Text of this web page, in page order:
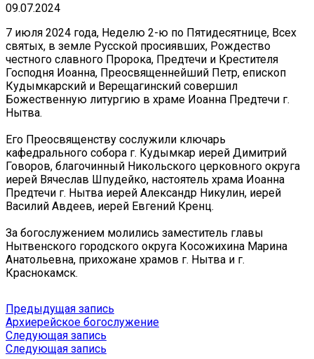
09.07.2024
7 июля 2024 года, Неделю 2-ю по Пятидесятнице, Всех
святых, в земле Русской просиявших, Рождество
честного славного Пророка, Предтечи и Крестителя
Господня Иоанна, Преосвященнейший Петр, епископ
Кудымкарский и Верещагинский совершил
Божественную литургию в храме Иоанна Предтечи г.
Нытва.
Его Преосвященству сослужили ключарь
кафедрального собора г. Кудымкар иерей Димитрий
Говоров, благочинный Никольского церковного округа
иерей Вячеслав Шпудейко, настоятель храма Иоанна
Предтечи г. Нытва иерей Александр Никулин, иерей
Василий Авдеев, иерей Евгений Кренц.
За богослужением молились заместитель главы
Нытвенского городского округа Косожихина Марина
Анатольевна, прихожане храмов г. Нытва и г.
Краснокамск.
Навигация
по
записям
Предыдущая запись
запись:
Архиерейское богослужение
Следующая запись
Следующая запись